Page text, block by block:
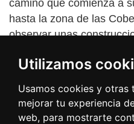
Utilizamos
Usamos cookies y otras
mejorar tu experiencia
web, para mostrarte
camino que comienza a
hasta la zona de las
observar unas
menos que túmulos
Merece mucho la pena
zona para ir
en perfecto estado de